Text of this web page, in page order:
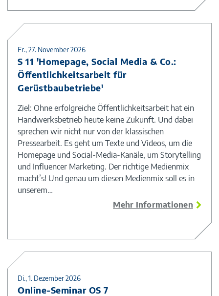
Fr., 27. November 2026
S 11 'Homepage, Social Media & Co.:
Öffentlichkeitsarbeit für
Gerüstbaubetriebe'
Ziel: Ohne erfolgreiche Öffentlichkeitsarbeit hat ein
Handwerksbetrieb heute keine Zukunft. Und dabei
sprechen wir nicht nur von der klassischen
Pressearbeit. Es geht um Texte und Videos, um die
Homepage und Social-Media-Kanäle, um Storytelling
und Influencer Marketing. Der richtige Medienmix
macht’s! Und genau um diesen Medienmix soll es in
unserem…
Mehr Informationen
Di., 1. Dezember 2026
Online-Seminar OS 7